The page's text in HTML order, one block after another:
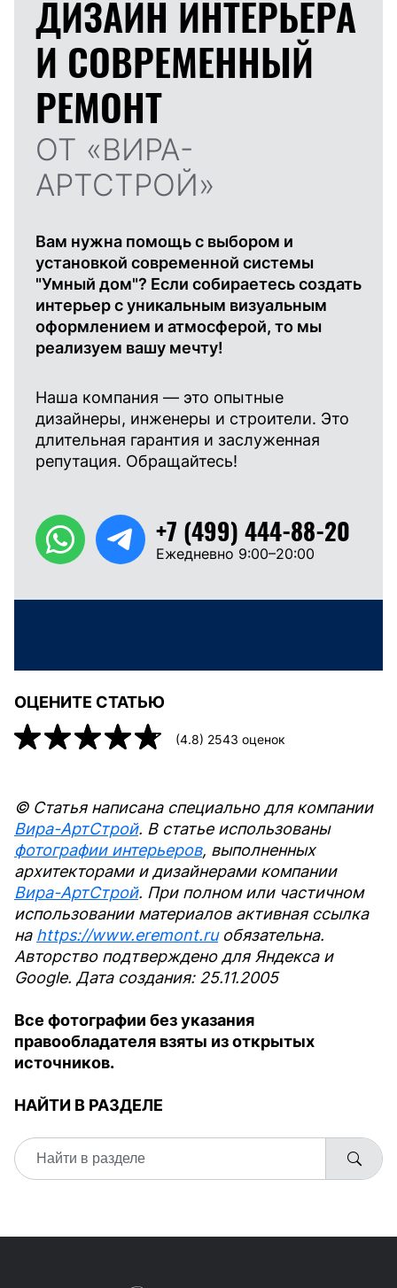
ДИЗАЙН ИНТЕРЬЕРА
И СОВРЕМЕННЫЙ
РЕМОНТ
ОТ «ВИРА-
АРТСТРОЙ»
Вам нужна помощь с выбором и
установкой современной системы
"Умный дом"? Если собираетесь создать
интерьер с уникальным визуальным
оформлением и атмосферой, то мы
реализуем вашу мечту!
Наша компания — это опытные
дизайнеры, инженеры и строители. Это
длительная гарантия и заслуженная
репутация. Обращайтесь!
+7 (499) 444-88-20
Ежедневно 9:00–20:00
ОЦЕНИТЕ СТАТЬЮ
(4.8) 2543 оценок
© Статья написана специально для компании
Вира-АртСтрой. В статье использованы
фотографии интерьеров, выполненных
архитекторами и дизайнерами компании
Вира-АртСтрой. При полном или частичном
использовании материалов активная ссылка
на https://www.eremont.ruобязательна.
Авторство подтверждено для Яндекса и
Google. Дата создания: 25.11.2005
Все фотографии без указания
правообладателя взяты из открытых
источников.
НАЙТИ В РАЗДЕЛЕ